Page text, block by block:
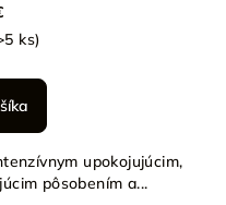
ks)
upokojujúcim,
pôsobením a...